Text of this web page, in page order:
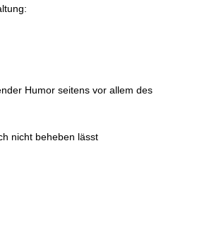
Humor seitens vor allem des
nicht beheben lässt